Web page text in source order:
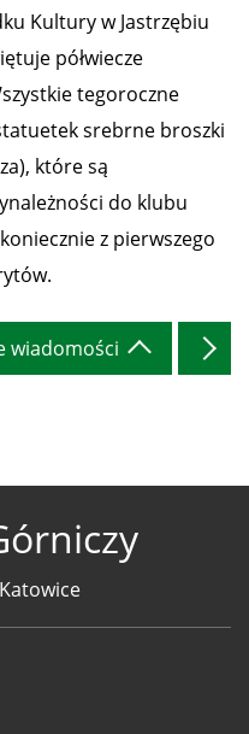
Kultury w Jastrzębiu
półwiecze
tegoroczne
srebrne broszki
które są
do klubu
z pierwszego
wiadomości